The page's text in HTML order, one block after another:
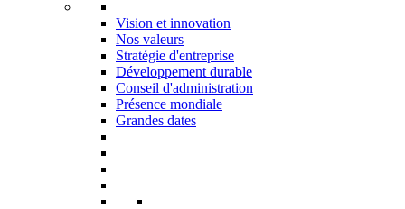
Vision et innovation
Nos valeurs
Stratégie d'entreprise
Développement durable
Conseil d'administration
Présence mondiale
Grandes dates